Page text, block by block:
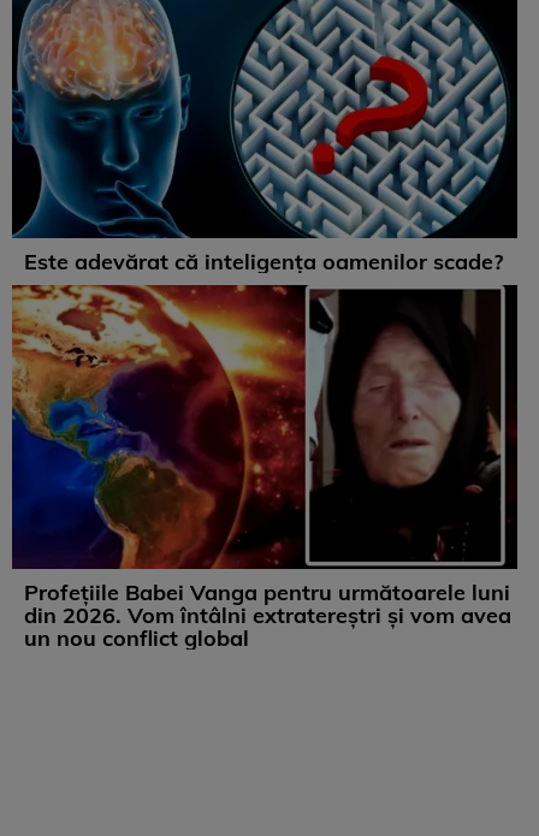
Este adevărat că inteligența oamenilor scade?
Profețiile Babei Vanga pentru următoarele luni
din 2026. Vom întâlni extratereștri și vom avea
un nou conflict global